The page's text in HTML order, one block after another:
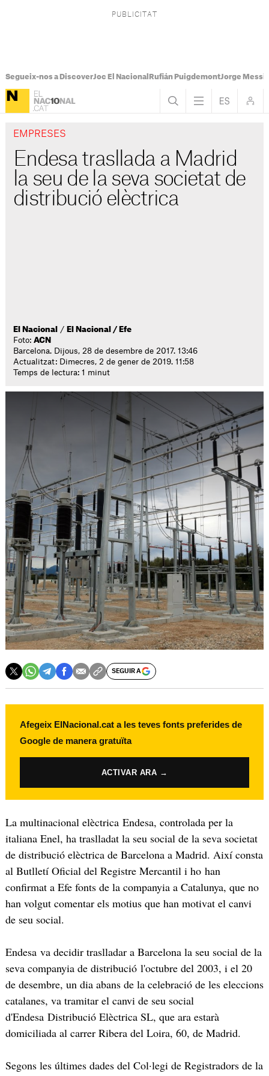
Segueix-nos a DiscoverJoc El Nacional Rufián PuigdemontJorge Messi
EMPRESES
Endesa trasllada a Madrid
la seu de la seva societat de
distribució elèctrica
El Nacional / El Nacional / Efe
Foto:ACN
Barcelona. Dijous, 28 de desembre de 2017. 13:46
Actualitzat: Dimecres, 2 de gener de 2019. 11:58
Temps de lectura: 1 minut
SEGUIR A
Afegeix ElNacional.cat a les teves fonts preferides de
Google de manera gratuïta
ACTIVAR ARA →
La multinacional elèctrica Endesa, controlada per la
italiana Enel, ha traslladat la seu social de la seva societat
de distribució elèctrica de Barcelona a Madrid. Així consta
al Butlletí Oficial del Registre Mercantil i ho han
confirmat a Efe fonts de la companyia a Catalunya, que no
han volgut comentar els motius que han motivat el canvi
de seu social.
Endesa va decidir traslladar a Barcelona la seu social de la
seva companyia de distribució l'octubre del 2003, i el 20
de desembre, un dia abans de la celebració de les eleccions
catalanes, va tramitar el canvi de seu social
d'Endesa Distribució Elèctrica SL, que ara estarà
domiciliada al carrer Ribera del Loira, 60, de Madrid.
Segons les últimes dades del Col·legi de Registradors de la